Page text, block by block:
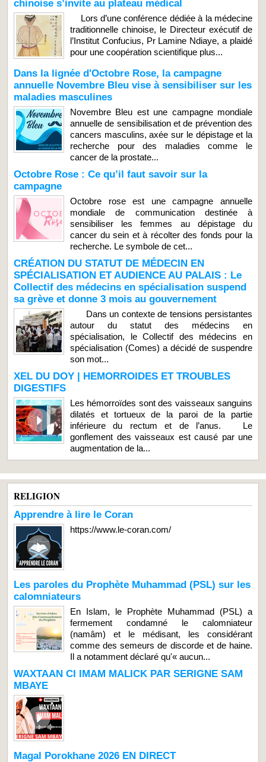
chinoise s’invite au plateau médical
Lors d’une conférence dédiée à la médecine
traditionnelle chinoise, le Directeur exécutif de
l’Institut Confucius, Pr Lamine Ndiaye, a plaidé
pour une coopération scientifique plus...
Dans la lignée d'Octobre Rose, la campagne
annuelle Novembre Bleu vise à sensibiliser sur les
maladies masculines
Novembre Bleu est une campagne mondiale
annuelle de sensibilisation et de prévention des
cancers masculins, axée sur le dépistage et la
recherche pour des maladies comme le
cancer de la prostate...
Octobre Rose : Ce qu’il faut savoir sur la
campagne
Octobre rose est une campagne annuelle
mondiale de communication destinée à
sensibiliser les femmes au dépistage du
cancer du sein et à récolter des fonds pour la
recherche. Le symbole de cet...
CRÉATION DU STATUT DE MÉDECIN EN
SPÉCIALISATION ET AUDIENCE AU PALAIS : Le
Collectif des médecins en spécialisation suspend
sa grève et donne 3 mois au gouvernement
Dans un contexte de tensions persistantes
autour du statut des médecins en
spécialisation, le Collectif des médecins en
spécialisation (Comes) a décidé de suspendre
son mot...
XEL DU DOY | HEMORROIDES ET TROUBLES
DIGESTIFS
Les hémorroïdes sont des vaisseaux sanguins
dilatés et tortueux de la paroi de la partie
inférieure du rectum et de l’anus. Le
gonflement des vaisseaux est causé par une
augmentation de la...
RELIGION
Apprendre à lire le Coran
https://www.le-coran.com/
Les paroles du Prophète Muhammad (PSL) sur les
calomniateurs
En Islam, le Prophète Muhammad (PSL) a
fermement condamné le calomniateur
(namâm) et le médisant, les considérant
comme des semeurs de discorde et de haine.
Il a notamment déclaré qu'« aucun...
WAXTAAN CI IMAM MALICK PAR SERIGNE SAM
MBAYE
Magal Porokhane 2026 EN DIRECT